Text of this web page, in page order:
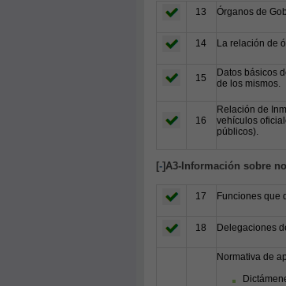
13 Órganos de
14 La relación de
15
Datos básicos
de los mismos.
16
Relación de
vehículos
públicos).
[-]A3-Información sobre
17 Funciones que
18 Delegaciones
Normativa de